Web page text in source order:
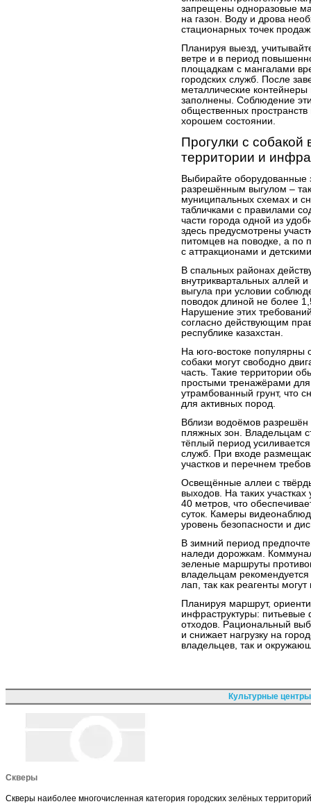
запрещены одноразовые
на газон. Воду и дрова
стационарных точек
Планируя выезд,
ветре и в период
площадкам с мангалами
городских служб. После
металлические
заполнены. Соблюдение
общественных
хорошем состоянии.
Прогулки с
территории и
Выбирайте
разрешённым выгулом –
муниципальных схемах и
табличками с правилами
части города одной из
здесь предусмотрены
питомцев на поводке, а по
с аттракционами и
В спальных районах
внутриквартальных аллей
выгула при условии
поводок длиной не более
Нарушение этих
согласно действующим
республике казахстан.
На юго-востоке популярны
собаки могут свободно
часть. Такие территории
простыми тренажёрами
утрамбованный грунт, что
для активных пород.
Вблизи водоёмов разрешён
пляжных зон. Владельцам
тёплый период
служб. При входе
участков и перечнем
Освещённые аллеи с
выходов. На таких
40 метров, что
суток. Камеры
уровень безопасности и
В зимний период
наледи дорожкам.
зеленые маршруты
владельцам
лап, так как реагенты
Планируя маршрут,
инфраструктуры: питьевые
отходов. Рациональный
и снижает нагрузку на
владельцев, так и
Культурные
Скверы
Скверы наиболее многочисленная категория городских зелёных